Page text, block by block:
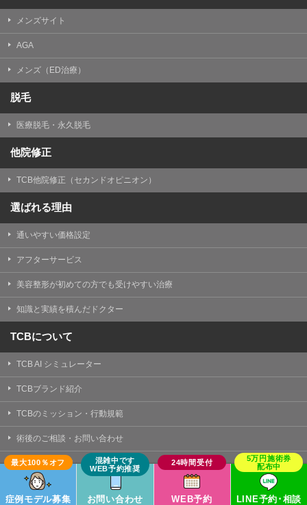
メンズサイト
AGA
メンズ（ED治療）
脱毛
医療脱毛・永久脱毛
他院修正
TCB他院修正（セカンドオピニオン）
選ばれる理由
通いやすい価格設定
アフターサービス
美容整形が初めての方でも受けやすい治療
知識と実績を積んだドクター
TCBについて
TCB AI シミュレーター
TCBブランド紹介
TCBのミッション・行動規範
術後のご相談・お問い合わせ
症例モデル募集
死亡事故リスクゼロへの取り組み
症例モデル募集 お問い合わせ WEB予約 LINE予約･相談